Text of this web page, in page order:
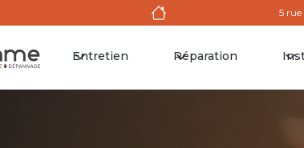
5 rue
Entretien Réparation